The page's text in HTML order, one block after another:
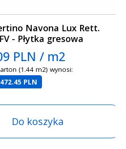
Navona Lux Rett.
- Płytka gresowa
PLN / m2
(1.44 m2) wynosi:
472.45 PLN
Do koszyka